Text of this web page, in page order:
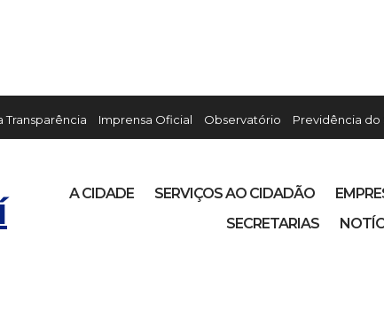
Transparência Imprensa Oficial Observatório Previdência do
A CIDADE SERVIÇOS AO CIDADÃO
SECRETARIAS